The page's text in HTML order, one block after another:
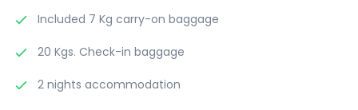
Included 7 Kg carry-on baggage
20 Kgs. Check-in baggage
2 nights accommodation